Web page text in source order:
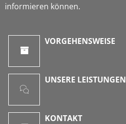
informieren können.
VORGEHENSWEISE
UNSERE LEISTUNGEN
KONTAKT